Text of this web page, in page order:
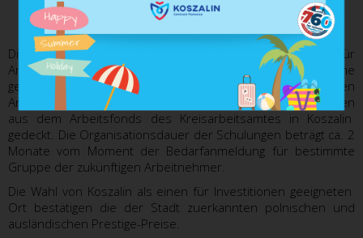
Verband der Lehrerkollegien,
Berufshochschule.
Die Stadt bietet die Organisation von Schulungen für
Arbeitslose an, die Ausbildung in der gegebenen Branche
gemäß den angemeldeten Bedürfnissen der zukünftigen
Arbeitgeber haben. Die Kosten der o.g. Schulungen werden
aus dem Arbeitsfonds des Kreisarbeitsamtes in Koszalin
gedeckt. Die Organisationsdauer der Schulungen beträgt ca. 2
Monate vom Moment der Bedarfanmeldung für bestimmte
Gruppe der zukünftigen Arbeitnehmer.
Die Wahl von Koszalin als einen für Investitionen geeigneten
Ort bestätigen die der Stadt zuerkannten polnischen und
ausländischen Prestige-Preise.